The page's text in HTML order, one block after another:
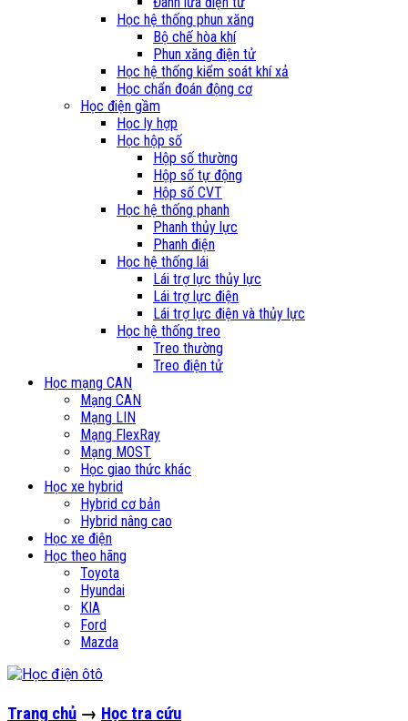
Học hệ thống phun xăng
Bộ chế hòa khí
Phun xăng điện tử
Học hệ thống kiểm soát khí xả
Học chẩn đoán động cơ
Học điện gầm
Học ly hợp
Học hộp số
Hộp số thường
Hộp số tự động
Hộp số CVT
Học hệ thống phanh
Phanh thủy lực
Phanh điện
Học hệ thống lái
Lái trợ lực thủy lực
Lái trợ lực điện
Lái trợ lực điện và thủy lực
Học hệ thống treo
Treo thường
Treo điện tử
Học mạng CAN
Mạng CAN
Mạng LIN
Mạng FlexRay
Mạng MOST
Học giao thức khác
Học xe hybrid
Hybrid cơ bản
Hybrid nâng cao
Học xe điện
Học theo hãng
Toyota
Hyundai
KIA
Ford
Mazda
Trang chủ → Học tra cứu